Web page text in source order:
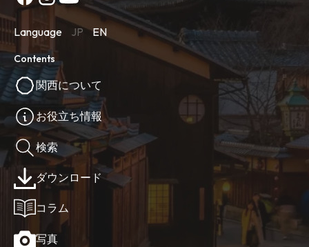
Language JP EN
Contents
関西について
お役立ち情報
検索
ダウンロード
コラム
写真